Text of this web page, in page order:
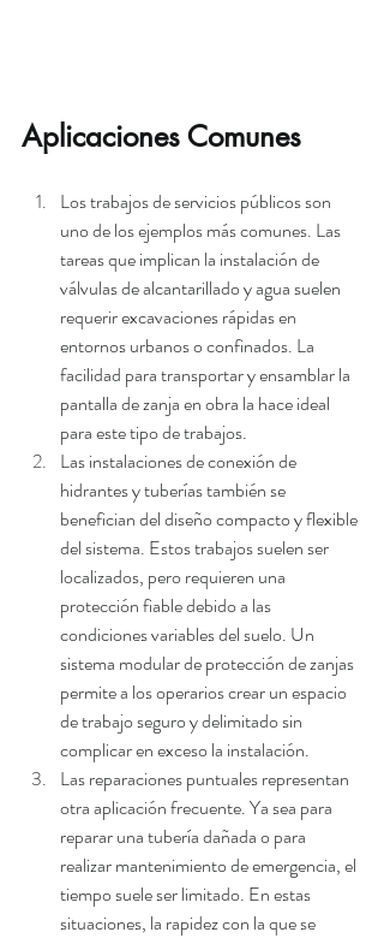
Aplicaciones Comunes
Los trabajos de servicios públicos son
uno de los ejemplos más comunes. Las
tareas que implican la instalación de
válvulas de alcantarillado y agua suelen
requerir excavaciones rápidas en
entornos urbanos o confinados. La
facilidad para transportar y ensamblar la
pantalla de zanja en obra la hace ideal
para este tipo de trabajos.
Las instalaciones de conexión de
hidrantes y tuberías también se
benefician del diseño compacto y flexible
del sistema. Estos trabajos suelen ser
localizados, pero requieren una
protección fiable debido a las
condiciones variables del suelo. Un
sistema modular de protección de zanjas
permite a los operarios crear un espacio
de trabajo seguro y delimitado sin
complicar en exceso la instalación.
Las reparaciones puntuales representan
otra aplicación frecuente. Ya sea para
reparar una tubería dañada o para
realizar mantenimiento de emergencia, el
tiempo suele ser limitado. En estas
situaciones, la rapidez con la que se